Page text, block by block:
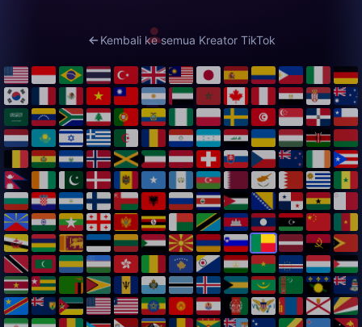
Kembali ke semua Kreator TikTok